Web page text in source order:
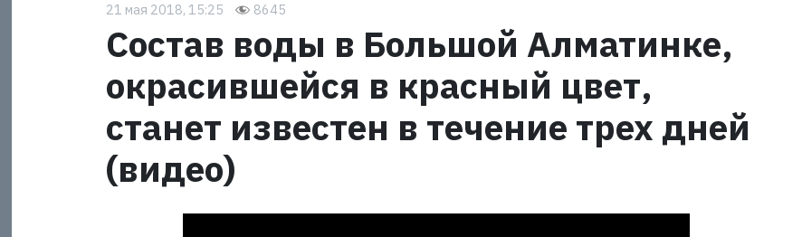
21 мая 2018, 15:25 8645
Состав воды в Большой Алматинке,
окрасившейся в красный цвет,
станет известен в течение трех дней
(видео)